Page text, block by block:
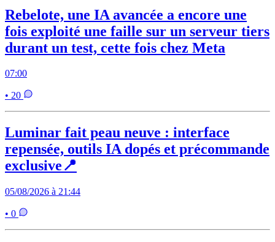
Rebelote, une IA avancée a encore une
fois exploité une faille sur un serveur tiers
durant un test, cette fois chez Meta
07:00
• 20
Luminar fait peau neuve : interface
repensée, outils IA dopés et précommande
exclusive📍
05/08/2026 à 21:44
• 0